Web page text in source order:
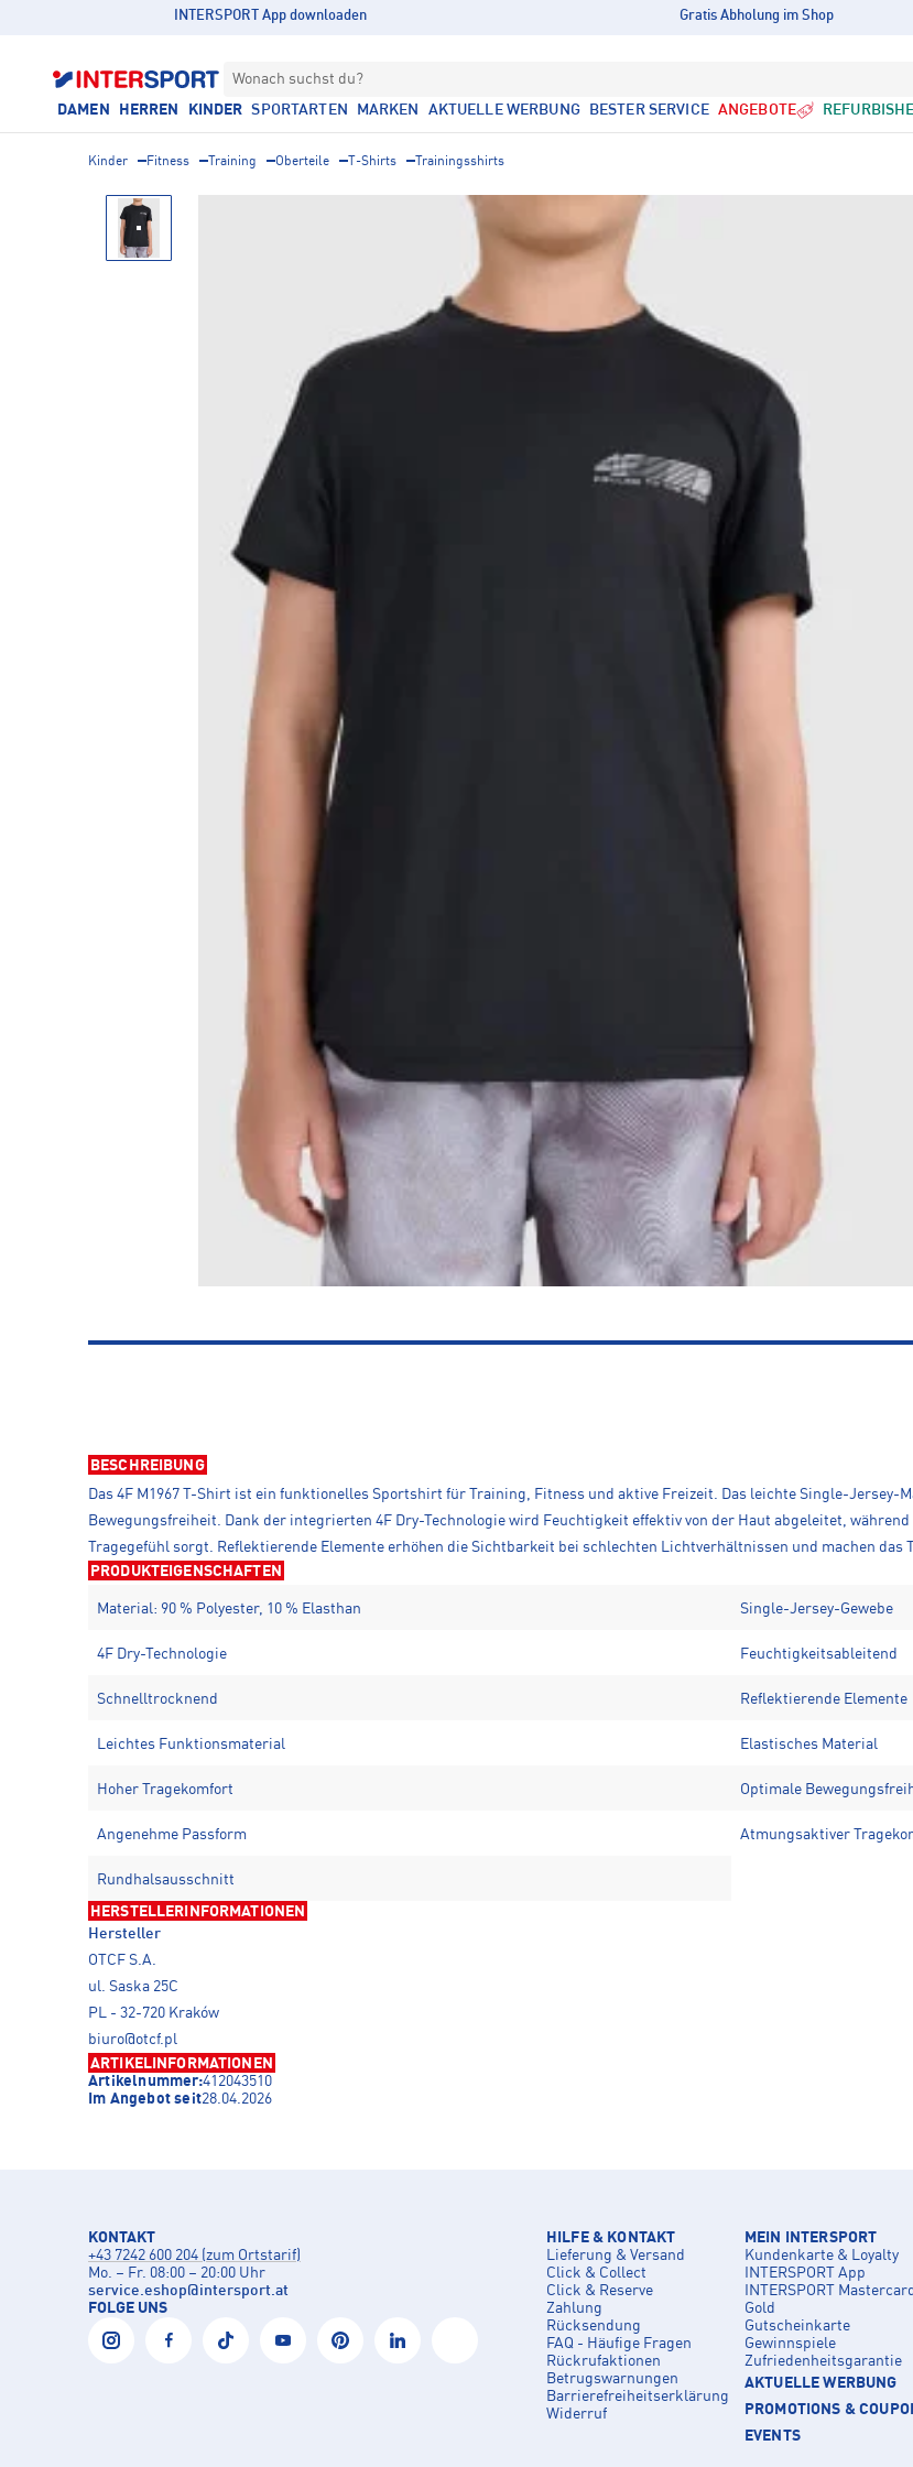
INTERSPORT App downloaden Gratis Abholung im Shop
Wonach suchst du?
DAMEN HERREN KINDER SPORTARTEN MARKEN AKTUELLE WERBUNG BESTER SERVICE ANGEBOTE
Kinder Fitness Training Oberteile T-Shirts Trainingsshirts
BESCHREIBUNG
Das 4F M1967 T-Shirt ist ein funktionelles Sportshirt für Training, Fitness und aktive Freizeit. Das leichte Single-
Bewegungsfreiheit. Dank der integrierten 4F Dry-Technologie wird Feuchtigkeit effektiv von der Haut abgeleitet,
Tragegefühl sorgt. Reflektierende Elemente erhöhen die Sichtbarkeit bei schlechten Lichtverhältnissen und machen
PRODUKTEIGENSCHAFTEN
Material: 90 % Polyester, 10 % Elasthan Single-Jersey-Gewebe
4F Dry-Technologie Feuchtigkeitsableitend
Schnelltrocknend Reflektierende Elemente
Leichtes Funktionsmaterial Elastisches Material
Hoher Tragekomfort Optimale
Angenehme Passform Atmungsaktiver
Rundhalsausschnitt
HERSTELLERINFORMATIONEN
Hersteller
OTCF S.A.
ul. Saska 25C
PL - 32-720 Kraków
biuro@otcf.pl
ARTIKELINFORMATIONEN
Artikelnummer:412043510
Im Angebot seit28.04.2026
KONTAKT
+43 7242 600 204 (zum Ortstarif)
Mo. – Fr. 08:00 – 20:00 Uhr
service.eshop@intersport.at
FOLGE UNS
HILFE & KONTAKT
Lieferung & Versand
Click & Collect
Click & Reserve
Zahlung
Rücksendung
FAQ - Häufige Fragen
Rückrufaktionen
Betrugswarnungen
Barrierefreiheitserklärung
Widerruf
MEIN INTERSPORT
Kundenkarte & Loyalty
INTERSPORT App
INTERSPORT
Gold
Gutscheinkarte
Gewinnspiele
Zufriedenheitsgarantie
AKTUELLE WERBUNG
PROMOTIONS &
EVENTS